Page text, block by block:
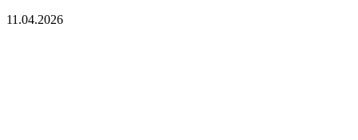
11.04.2026